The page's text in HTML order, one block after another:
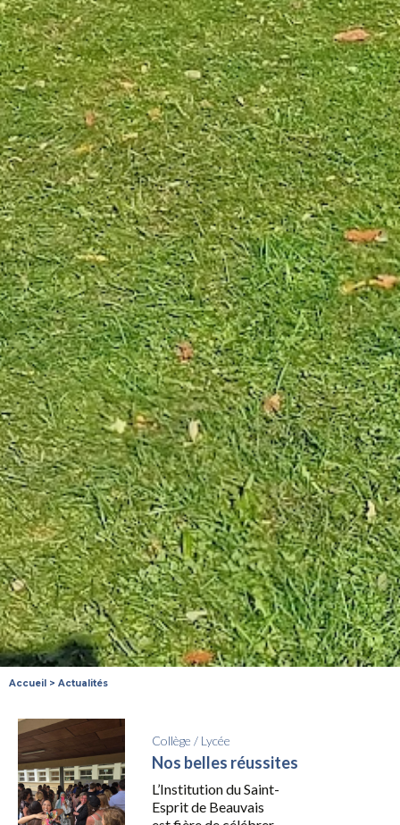
Accueil > Actualités
Collège / Lycée
Nos belles réussites
L’Institution du Saint-
Esprit de Beauvais